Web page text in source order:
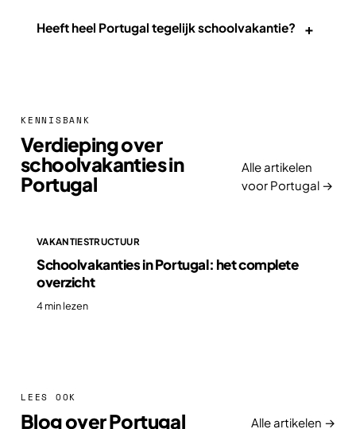
Heeft heel Portugal tegelijk schoolvakantie? +
KENNISBANK
Verdieping over
schoolvakanties in
Portugal
Alle artikelen
voor Portugal →
VAKANTIESTRUCTUUR
Schoolvakanties in Portugal: het complete
overzicht
4 min lezen
LEES OOK
Blog over Portugal Alle artikelen →